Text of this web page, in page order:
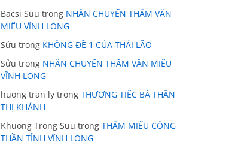
Bacsi Suu trong NHÂN CHUYẾN THĂM VĂN
MIẾU VĨNH LONG
Sửu trong KHÔNG ĐỀ 1 CỦA THÁI LÃO
Sửu trong NHÂN CHUYẾN THĂM VĂN MIẾU
VĨNH LONG
huong tran ly trong THƯƠNG TIẾC BÀ THÂN
THỊ KHÁNH
Khuong Trong Suu trong THĂM MIẾU CÔNG
THẦN TỈNH VĨNH LONG